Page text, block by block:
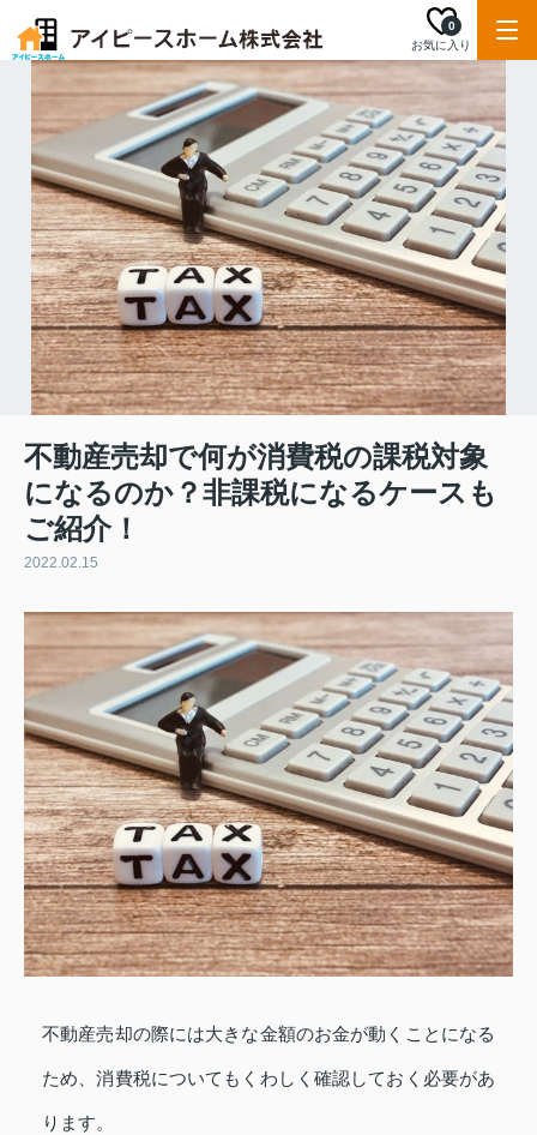
お気に入り
0
不動産売却で何が消費税の課税対象
になるのか？非課税になるケースも
ご紹介！
2022.02.15
不動産売却の際には大きな金額のお金が動くことになる
ため、消費税についてもくわしく確認しておく必要があ
ります。